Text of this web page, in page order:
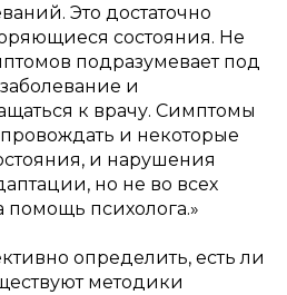
Это достаточно
состояния. Не
подразумевает под
и
к врачу. Симптомы
и некоторые
и нарушения
но не во всех
помощь психолога.»
определить, есть ли
методики